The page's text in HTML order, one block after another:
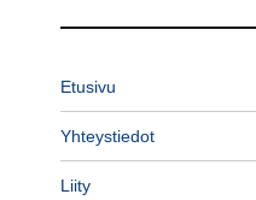
Etusivu
Yhteystiedot
Liity